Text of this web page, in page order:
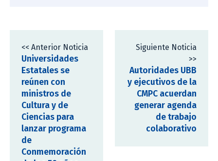
<< Anterior Noticia
Universidades
Estatales se
reúnen con
ministros de
Cultura y de
Ciencias para
lanzar programa
de
Conmemoración
Siguiente Noticia
>>
Autoridades UBB
y ejecutivos de la
CMPC acuerdan
generar agenda
de trabajo
colaborativo